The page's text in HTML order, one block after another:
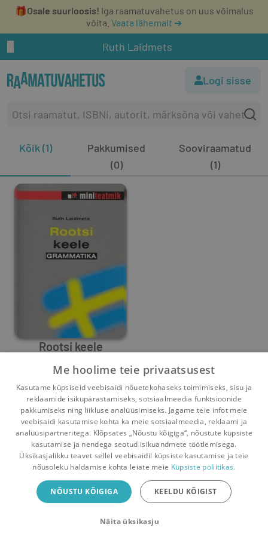
🎁Osale suurloosis! Iga raamatuvahetus on uus võimalus
võita. Vaata lähemalt ➔
Ruth Laidmets
Logi sisse
Kõik (1)
Pakkumised
(0)
Sooviraamatud
(1)
Rootsi keele
grammatika
0 6
Pealehele Ostukorv Sõnumid Teated Konto
Raamatuvahetuse mobiiliäpp
Vaheta raamatuid veelgi mugavamalt!
Me hoolime teie privaatsusest
Kasutame küpsiseid veebisaidi nõuetekohaseks toimimiseks, sisu ja
reklaamide isikupärastamiseks, sotsiaalmeedia funktsioonide
pakkumiseks ning liikluse analüüsimiseks. Jagame teie infot meie
veebisaidi kasutamise kohta ka meie sotsiaalmeedia, reklaami ja
analüüsipartneritega. Klõpsates „Nõustu kõigiga“, nõustute küpsiste
kasutamise ja nendega seotud isikuandmete töötlemisega.
Üksikasjalikku teavet sellel veebisaidil küpsiste kasutamise ja teie
nõusoleku haldamise kohta leiate meie Küpsiste poliitikas.
NÕUSTU KÕIGIGA KEELDU KÕIGIST
Näita üksikasju